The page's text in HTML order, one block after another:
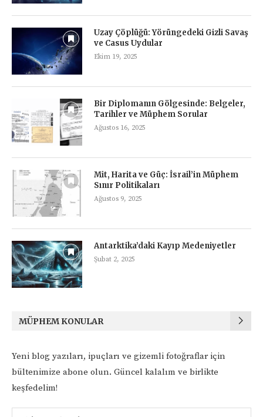
Uzay Çöplüğü: Yörüngedeki Gizli Savaş
ve Casus Uydular
Ekim 19, 2025
Bir Diplomanın Gölgesinde: Belgeler,
Tarihler ve Müphem Sorular
Ağustos 16, 2025
Mit, Harita ve Güç: İsrail’in Müphem
Sınır Politikaları
Ağustos 9, 2025
Antarktika’daki Kayıp Medeniyetler
Şubat 2, 2025
MÜPHEM KONULAR
Yeni blog yazıları, ipuçları ve gizemli fotoğraflar için
bültenimize abone olun. Güncel kalalım ve birlikte
keşfedelim!